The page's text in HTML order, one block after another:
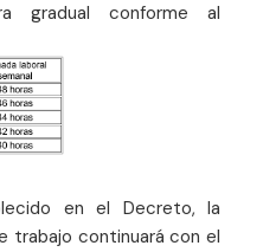
gradual conforme al
en el Decreto, la
trabajo continuará con el